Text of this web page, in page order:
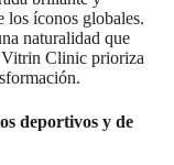
los íconos globales.
naturalidad que
Clinic prioriza
deportivos y de